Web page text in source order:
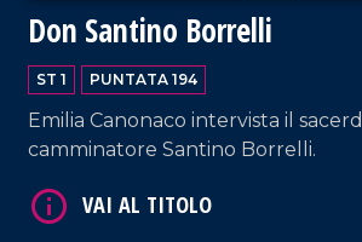
Don Santino Borrelli
ST 1 PUNTATA 194
Emilia Canonaco intervista il
camminatore Santino Borrelli.